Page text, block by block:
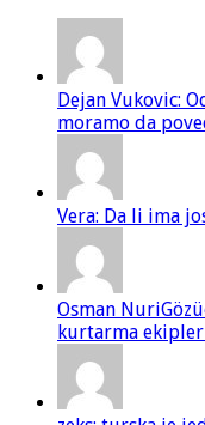
Dejan Vukovic:
moramo da
Vera: Da li ima
Osman
kurtarma